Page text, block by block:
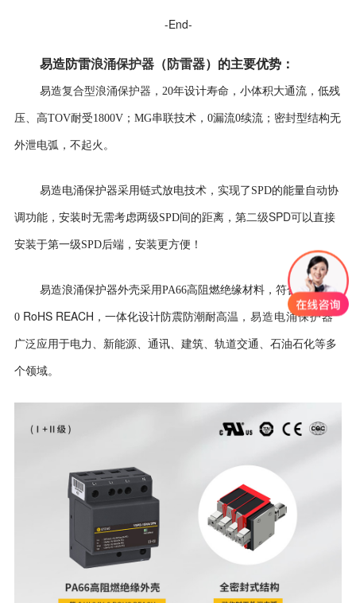
-End-
易造防雷浪涌保护器（防雷器） 的主要优势：
易造复合型浪涌保护器 ， 20年设计寿命， 小体积大通流，低残
压、高TOV耐受1800V；MG串联技术，0漏流0续流；密封型结构无
外泄电弧，不起火。
易造电涌保护器采用链式放电技术，实现了SPD的能量自动协
调功能，安装时无需考虑两级SPD间的距离，第二级SPD可以直接
安装于第一级SPD后端，安装更方便！
易造浪涌保护器外壳采用PA66高阻燃绝缘材料，符合UL94V-
0 RoHS REACH ，一体化设计防震防潮耐高温 ，易造电涌保护器
广泛应用于电力、新能源、通讯、建筑、轨道交通、石油石化等多
个领域。